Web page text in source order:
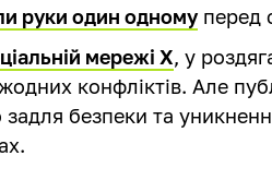
руки один одномуперед
мережі X, у
конфліктів. Але
безпеки та